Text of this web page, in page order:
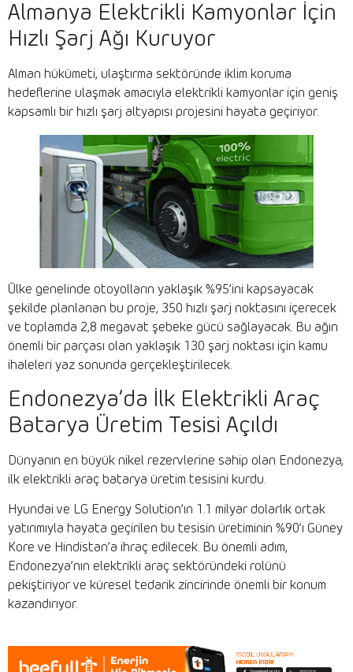
Almanya Elektrikli Kamyonlar İçin
Hızlı Şarj Ağı Kuruyor
Alman hükümeti, ulaştırma sektöründe iklim koruma
hedeflerine ulaşmak amacıyla elektrikli kamyonlar için geniş
kapsamlı bir hızlı şarj altyapısı projesini hayata geçiriyor.
Ülke genelinde otoyolların yaklaşık %95’ini kapsayacak
şekilde planlanan bu proje, 350 hızlı şarj noktasını içerecek
ve toplamda 2,8 megavat şebeke gücü sağlayacak. Bu ağın
önemli bir parçası olan yaklaşık 130 şarj noktası için kamu
ihaleleri yaz sonunda gerçekleştirilecek.
Endonezya’da İlk Elektrikli Araç
Batarya Üretim Tesisi Açıldı
Dünyanın en büyük nikel rezervlerine sahip olan Endonezya,
ilk elektrikli araç batarya üretim tesisini kurdu.
Hyundai ve LG Energy Solution’ın 1.1 milyar dolarlık ortak
yatırımıyla hayata geçirilen bu tesisin üretiminin %90’ı Güney
Kore ve Hindistan’a ihraç edilecek. Bu önemli adım,
Endonezya’nın elektrikli araç sektöründeki rolünü
pekiştiriyor ve küresel tedarik zincirinde önemli bir konum
kazandırıyor.